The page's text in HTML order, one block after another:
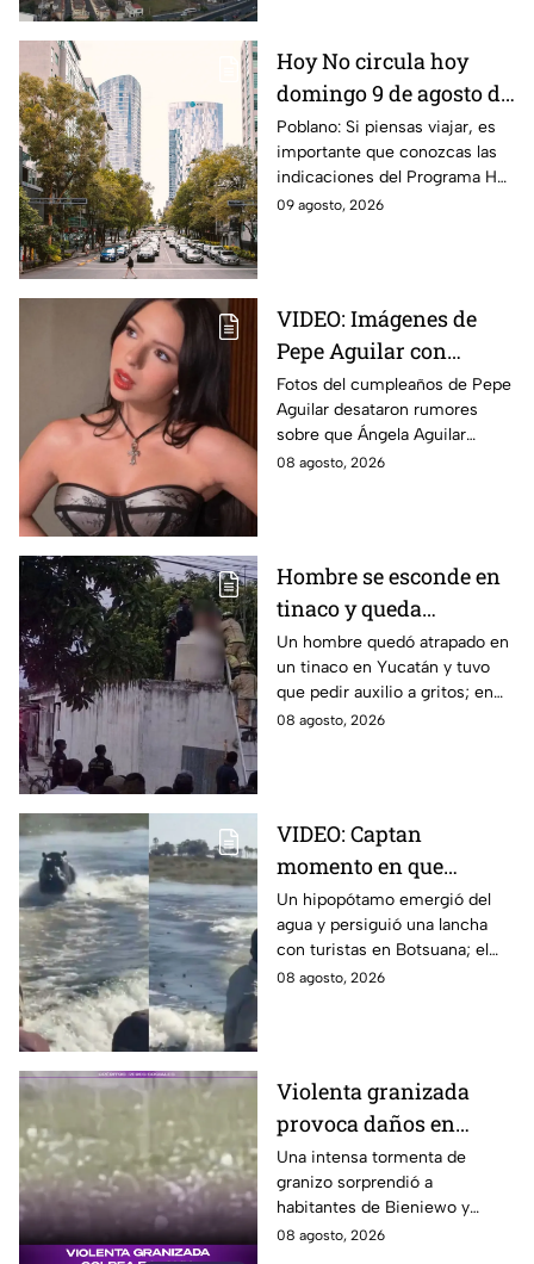
Hoy No circula hoy
domingo 9 de agosto de
2026: ¿Qué autos no
transitan en la CDMX y
EdoMex?
Poblano: Si piensas viajar, es
importante que conozcas las
indicaciones del Programa Hoy
No Circula HOY domingo 9 de
09 agosto, 2026
VIDEO: Imágenes de
Pepe Aguilar con
Ángela desatan
rumores ¿Está
embarazada?
Fotos del cumpleaños de Pepe
Aguilar desataron rumores
sobre que Ángela Aguilar
podría estar embarazada;
08 agosto, 2026
Hombre se esconde en
tinaco y queda
atrapado por más de
dos horas en Yucatán;
así lo encontraron
Un hombre quedó atrapado en
un tinaco en Yucatán y tuvo
que pedir auxilio a gritos; en
redes aseguran que intentaba
08 agosto, 2026
VIDEO: Captan
momento en que
hipopótamo sale del
agua para perseguir a
turistas en lancha
Un hipopótamo emergió del
agua y persiguió una lancha
con turistas en Botsuana; el
guía aceleró a tiempo para
08 agosto, 2026
Violenta granizada
provoca daños en
vehículos en Polonia
Una intensa tormenta de
granizo sorprendió a
habitantes de Bieniewo y
provocó daños en los cristales
08 agosto, 2026